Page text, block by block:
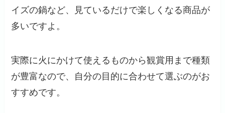
イズの鍋など、見ているだけで楽しくなる商品が
多いですよ。
実際に火にかけて使えるものから観賞用まで種類
が豊富なので、自分の目的に合わせて選ぶのがお
すすめです。